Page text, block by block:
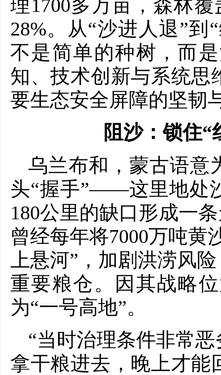
理1700多万亩，森林
28%。从“沙进人退”
不是简单的种树，而
知、技术创新与系统思
要生态安全屏障的坚韧
阻沙：锁住
乌兰布和，蒙古语意
头“握手”——这里地处
180公里的缺口形成一
曾经每年将7000万吨黄
上悬河”，加剧洪涝风
重要粮仓。因其战略
为“一号高地”。
“当时治理条件非常
拿干粮进去，晚上才能